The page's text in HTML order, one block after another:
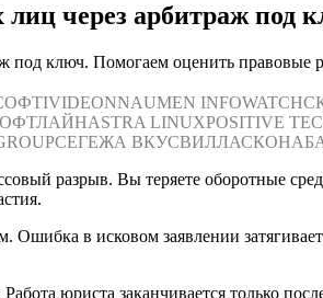
через арбитраж под
под ключ. Помогаем оценить правовые
IVIDEONNAUMEN INFOWATCH
ASTRA LINUXPOSITIVE
СЕГЕЖА ВКУСВИЛЛАСКОНА
разрыв. Вы теряете оборотные
Ошибка в исковом заявлении
юриста заканчивается только